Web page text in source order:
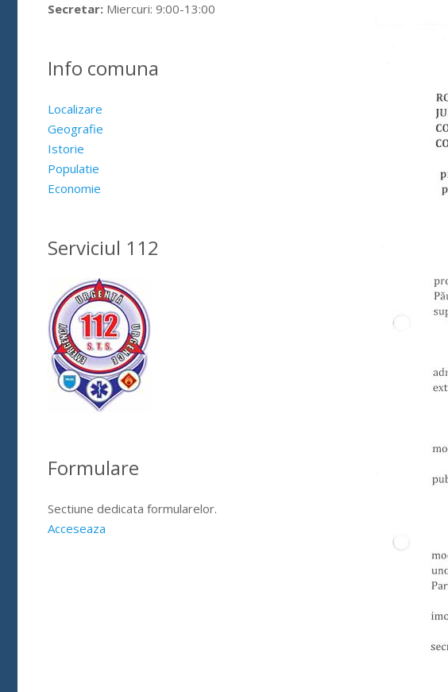
Secretar:Miercuri: 9:00-13:00
Info comuna
Localizare
Geografie
Istorie
Populatie
Economie
Serviciul 112
Formulare
Sectiune dedicata formularelor.
Acceseaza